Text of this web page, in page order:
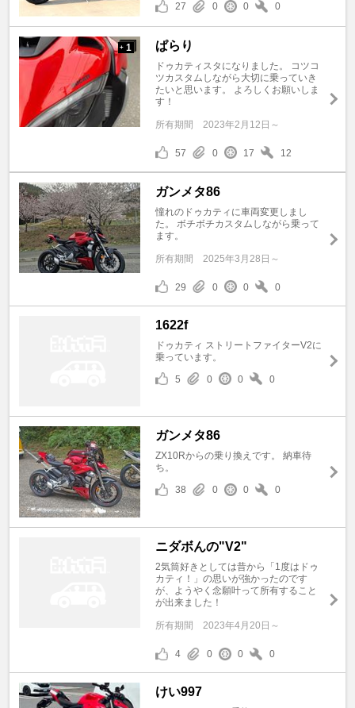
27 0 0 0
+ 1 ぱらり
ドゥカティスタになりました。 コツコ
ツカスタムしながら大切に乗っていき
たいと思います。 よろしくお願いしま
す！
所有期間 2023年2月12日～
57 0 17 12
ガンメタ86
憧れのドゥカティに車両変更しまし
た。 ボチボチカスタムしながら乗って
ます。
所有期間 2025年3月28日～
29 0 0 0
1622f
ドゥカティ ストリートファイターV2に
乗っています。
5
0 0 0
ガンメタ86
ZX10Rからの乗り換えです。 納車待
ち。
38
0 0 0
ニダボんの"V2"
2気筒好きとしては昔から「1度はドゥ
カティ！」の思いが強かったのです
が、ようやく念願叶って所有すること
が出来ました！
所有期間 2023年4月20日～
4 0 0 0
けい997